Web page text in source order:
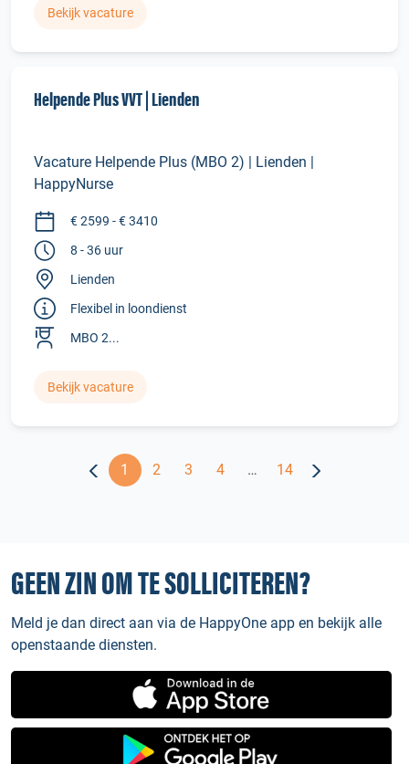
Bekijk vacature
Helpende Plus VVT | Lienden
Vacature Helpende Plus (MBO 2) | Lienden |
HappyNurse
€ 2599 - € 3410
8 - 36 uur
Lienden
Flexibel in loondienst
MBO 2...
Bekijk vacature
1 2 3 4 … 14
GEEN ZIN OM TE SOLLICITEREN?
Meld je dan direct aan via de HappyOne app en bekijk alle
openstaande diensten.